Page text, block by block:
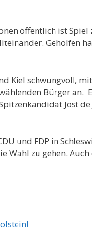
öffentlich ist Spiel
Geholfen
Kiel schwungvoll,
Bürger an.
Jost de
und FDP in
Wahl zu gehen. Auch